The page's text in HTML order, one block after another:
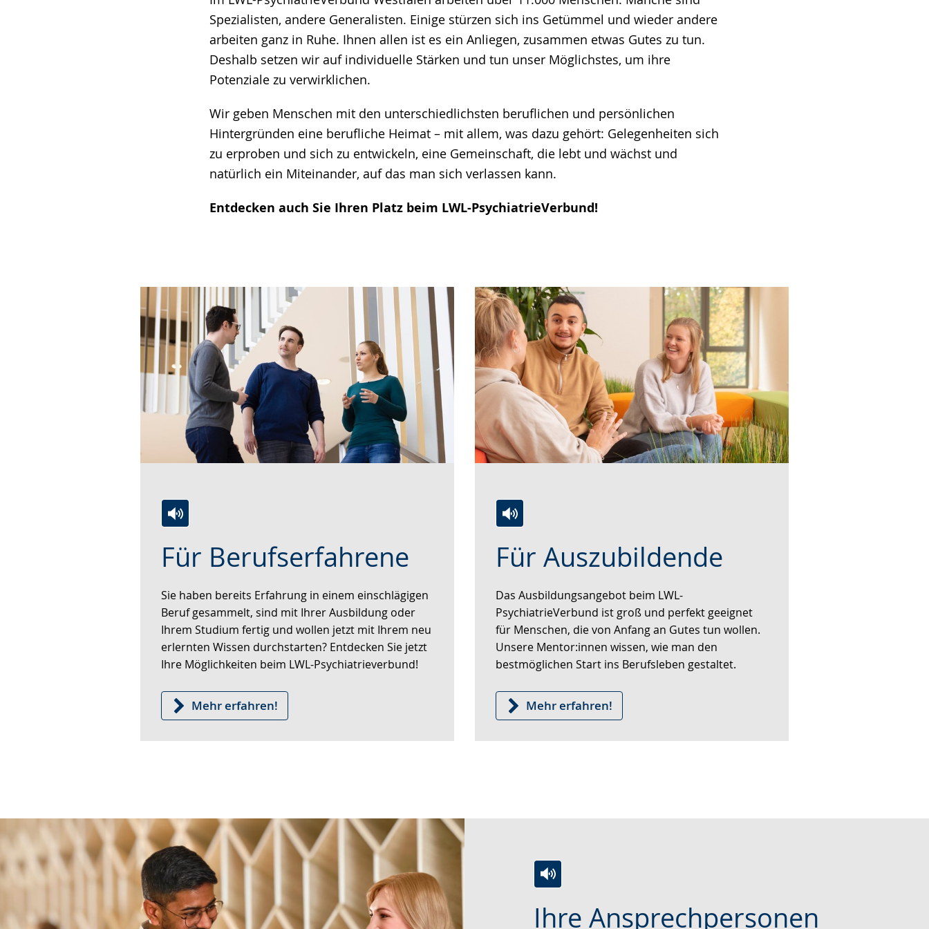
Spezialisten, andere Generalisten. Einige stürzen sich ins Getümmel und wieder andere
arbeiten ganz in Ruhe. Ihnen allen ist es ein Anliegen, zusammen etwas Gutes zu tun.
Deshalb setzen wir auf individuelle Stärken und tun unser Möglichstes, um ihre
Potenziale zu verwirklichen.
Wir geben Menschen mit den unterschiedlichsten beruflichen und persönlichen
Hintergründen eine berufliche Heimat – mit allem, was dazu gehört: Gelegenheiten sich
zu erproben und sich zu entwickeln, eine Gemeinschaft, die lebt und wächst und
natürlich ein Miteinander, auf das man sich verlassen kann.
Entdecken auch Sie Ihren Platz beim LWL-PsychiatrieVerbund!
wird
angezeigt.
Für Berufserfahrene
Leichten
Sprache
Audio-
Unterstützung.
Video
in
Gebärdensprache
wird
angezeigt.
Sie haben bereits Erfahrung in einem einschlägigen
Beruf gesammelt, sind mit Ihrer Ausbildung oder
Ihrem Studium fertig und wollen jetzt mit Ihrem neu
erlernten Wissen durchstarten? Entdecken Sie jetzt
Ihre Möglichkeiten beim LWL-Psychiatrieverbund!
Mehr erfahren!
Für Auszubildende
Leichten
Sprache
Audio-
Unterstützung.
Video
in
Gebärdensprache
wird
angezeigt.
Das Ausbildungsangebot beim LWL-
PsychiatrieVerbund ist groß und perfekt geeignet
für Menschen, die von Anfang an Gutes tun wollen.
Unsere Mentor:innen wissen, wie man den
bestmöglichen Start ins Berufsleben gestaltet.
Mehr erfahren!
Ihre Ansprechpersonen
Leichten
Audio-
Video